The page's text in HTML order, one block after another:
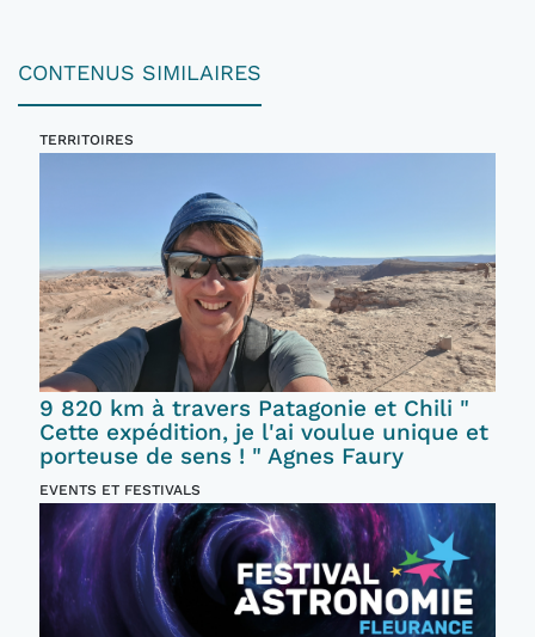
CONTENUS SIMILAIRES
TERRITOIRES
9 820 km à travers Patagonie et Chili "
Cette expédition, je l'ai voulue unique et
porteuse de sens ! " Agnes Faury
EVENTS ET FESTIVALS